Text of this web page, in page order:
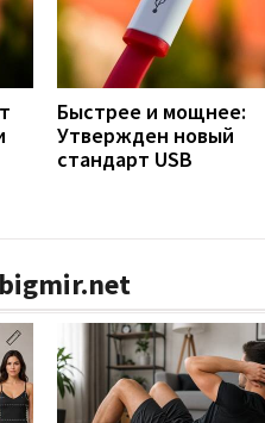
Быстрее и мощнее:
Утвержден новый
стандарт USB